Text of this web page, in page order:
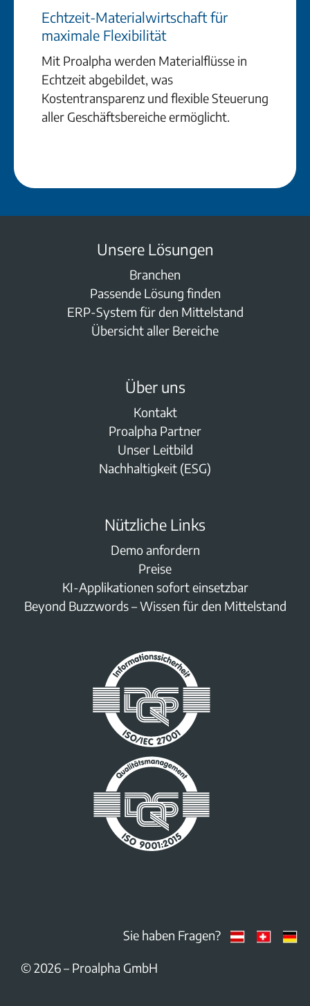
Echtzeit-Materialwirtschaft für
maximale Flexibilität
Mit Proalpha werden Materialflüsse in
Echtzeit abgebildet, was
Kostentransparenz und flexible Steuerung
aller Geschäftsbereiche ermöglicht.
Unsere Lösungen
Branchen
Passende Lösung finden
ERP-System für den Mittelstand
Übersicht aller Bereiche
Über uns
Kontakt
Proalpha Partner
Unser Leitbild
Nachhaltigkeit (ESG)
Nützliche Links
Demo anfordern
Preise
KI-Applikationen sofort einsetzbar
Beyond Buzzwords – Wissen für den Mittelstand
Sie haben Fragen?
© 2026 – Proalpha GmbH